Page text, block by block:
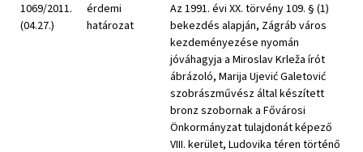
1069/2011.
(04.27.)
érdemi
határozat
Az 1991. évi XX. törvény 109. § (1)
bekezdés alapján, Zágráb város
kezdeményezése nyomán
jóváhagyja a Miroslav Krleža írót
ábrázoló, Marija Ujević Galetović
szobrászművész által készített
bronz szobornak a Fővárosi
Önkormányzat tulajdonát képező
VIII. kerület, Ludovika téren történő